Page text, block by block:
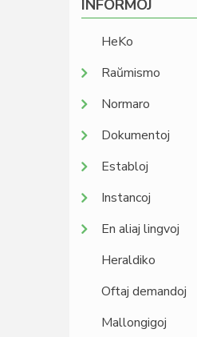
INFORMOJ
HeKo
Raŭmismo
Normaro
Dokumentoj
Establoj
Instancoj
En aliaj lingvoj
Heraldiko
Oftaj demandoj
Mallongigoj